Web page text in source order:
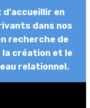
d'accueillir en
dans nos
recherche de
création et le
relationnel.